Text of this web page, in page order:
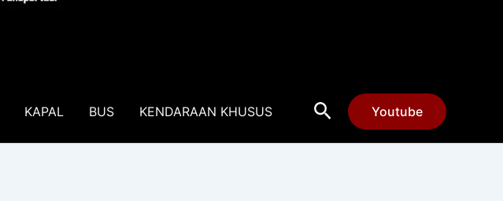
KAPAL BUS KENDARAAN KHUSUS Cari Youtube